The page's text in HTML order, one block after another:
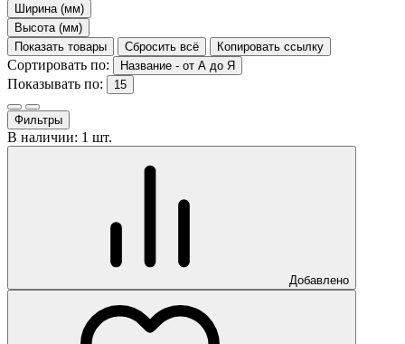
Ширина (мм)
Высота (мм)
Показать товары
Сбросить всё Копировать ссылку
Сортировать по: Название - от А до Я
Показывать по: 15
Фильтры
В наличии: 1 шт.
Добавлено